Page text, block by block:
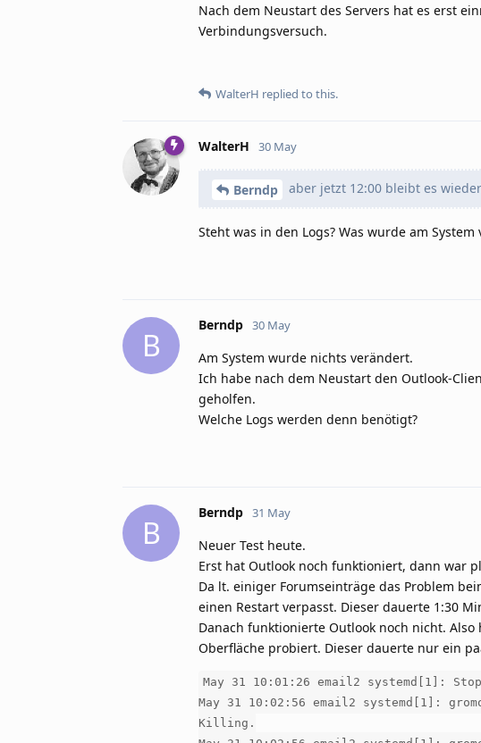
Nach dem Neustart des Servers hat es erst
Verbindungsversuch.
WalterH replied to this.
WalterH 30 May
Berndp aber jetzt 12:00 bleibt es
Steht was in den Logs? Was wurde am System
B
Berndp 30 May
Am System wurde nichts verändert.
Ich habe nach dem Neustart den Outlook-
geholfen.
Welche Logs werden denn benötigt?
B
Berndp 31 May
Neuer Test heute.
Erst hat Outlook noch funktioniert, dann war
Da lt. einiger Forumseinträge das Problem
einen Restart verpasst. Dieser dauerte 1:30
Danach funktionierte Outlook noch nicht.
Oberfläche probiert. Dieser dauerte nur ein
May 31 10:01:26 email2 systemd[1]:
May 31 10:02:56 email2 systemd[1]:
Killing.